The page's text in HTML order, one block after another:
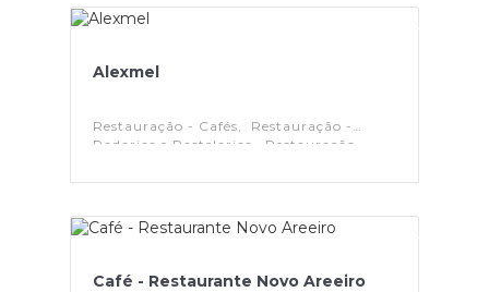
Alexmel
Restauração - Cafés, Restauração -
Padarias e Pastelarias, Restauração -
Café - Restaurante Novo Areeiro